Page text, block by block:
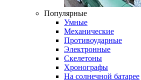
Популярные
Умные
Механические
Противоударные
Электронные
Скелетоны
Хронографы
На солнечной батарее